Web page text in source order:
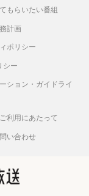
もらいたい番組
計画
ポリシー
シー
ション・ガイドライ
利用にあたって
い合わせ